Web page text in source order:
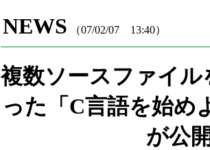
NEWS （07/02/07 13:40）
複数ソースファイル
った「C言語を始め
が公